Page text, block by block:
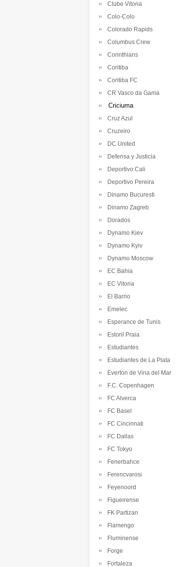
Clube Vitoria
Colo-Colo
Colorado Rapids
Columbus Crew
Corinthians
Coritiba
Coritiba FC
CR Vasco da Gama
Criciuma
Cruz Azul
Cruzeiro
DC United
Defensa y Justicia
Deportivo Cali
Deportivo Pereira
Dinamo Bucuresti
Dinamo Zagreb
Dorados
Dynamo Kiev
Dynamo Kyiv
Dynamo Moscow
EC Bahia
EC Vitoria
El Barrio
Emelec
Esperance de Tunis
Estoril Praia
Estudiantes
Estudiantes de La Plata
Everton de Vina del Mar
F.C. Copenhagen
FC Alverca
FC Basel
FC Cincinnati
FC Dallas
FC Tokyo
Fenerbahce
Ferencvarosi
Feyenoord
Figueirense
FK Partizan
Flamengo
Fluminense
Forge
Fortaleza